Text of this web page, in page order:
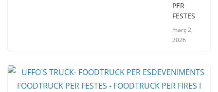
PER
FESTES
març 2,
2026